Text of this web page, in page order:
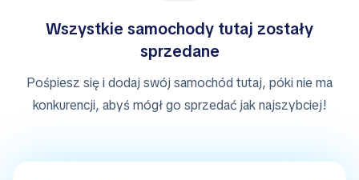
Wszystkie samochody tutaj zostały
sprzedane
Pośpiesz się i dodaj swój samochód tutaj, póki nie ma
konkurencji, abyś mógł go sprzedać jak najszybciej!